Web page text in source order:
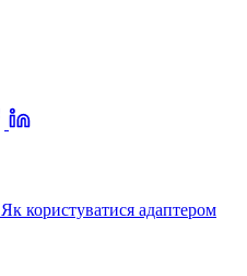
Як користуватися адаптером